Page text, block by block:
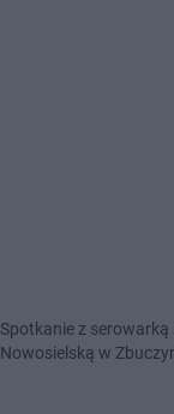
Spotkanie z
Nowosielską w